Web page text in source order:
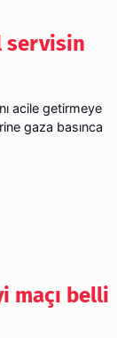
servisin
acile getirmeye
gaza basınca
maçı belli